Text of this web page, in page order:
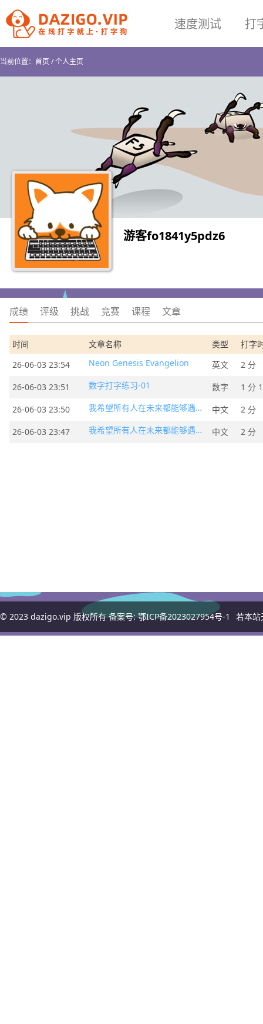
速度测试 打
当前位置： 首页/个人主页
游客fo1841y5pdz6
成绩 评级 挑战 竞赛 课程 文章
时间 文章名称 类型
打字
26-06-03 23:54
Neon Genesis Evangelion 英文
2 分
26-06-03 23:51
数字打字练习-01 数字
1 分
26-06-03 23:50
我希望所有人在未来都能够遇见那个越来越好的自己 中文
2 分
26-06-03 23:47
我希望所有人在未来都能够遇见那个越来越好的自己 中文 2 分
© 2023 dazigo.vip 版权所有 备案号:鄂ICP备2023027954号-1 若本